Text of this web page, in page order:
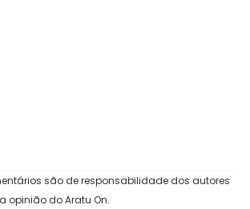
são de responsabilidade dos autores
opinião do Aratu On.